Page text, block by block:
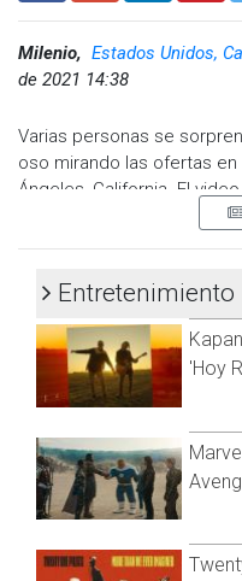
compañeros que los amo
joven.
Milenio, Estados Unidos,
de 2021 14:38
Varias personas se
oso mirando las ofertas
Ángeles, California. El
entre los pasillos de la
consejo vecinal de Porter
haya entrado en contacto
suceder".
El oso de 54 kilogramos
la puerta principal. Luego,
Pesca y Vida Silvestre de
bajo un remolque cercano.
Entretenimiento
'Hoy